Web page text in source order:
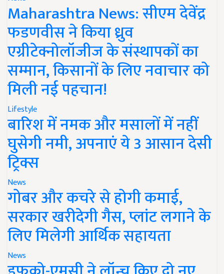
Maharashtra News: सीएम देवेंद्र
फडणवीस ने किया ध्रुव
एग्रीटेक्नोलॉजीज के संस्थापकों का
सम्मान, किसानों के लिए नवाचार को
मिली नई पहचान!
Lifestyle
बारिश में नमक और मसालों में नहीं
घुसेगी नमी, अपनाएं ये 3 आसान देसी
ट्रिक्स
News
गोबर और कचरे से होगी कमाई,
सरकार खरीदेगी गैस, प्लांट लगाने के
लिए मिलेगी आर्थिक सहायता
News